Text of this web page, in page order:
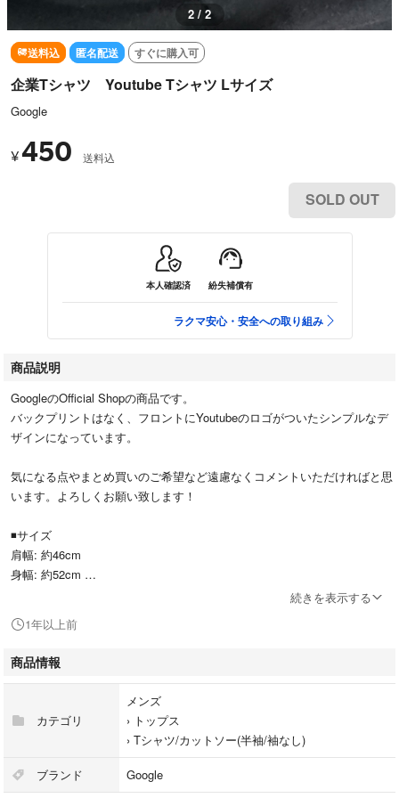
1 / 2
送料込 匿名配送 すぐに購入可
企業Tシャツ Youtube Tシャツ Lサイズ
Google
¥450 送料込
SOLD OUT
本人確認済 紛失補償有
ラクマ安心・安全への取り組み
商品説明
GoogleのOfficial Shopの商品です。
バックプリントはなく、フロントにYoutubeのロゴがついたシンプルなデ
ザインになっています。
気になる点やまとめ買いのご希望など遠慮なくコメントいただければと思
います。よろしくお願い致します！
◾️サイズ
肩幅: 約46cm
身幅: 約52cm
#Tシャツ
#企業Tシャツ
続きを表示する
1年以上前
商品情報
カテゴリ
メンズ
› トップス
› Tシャツ/カットソー(半袖/袖なし)
ブランド Google